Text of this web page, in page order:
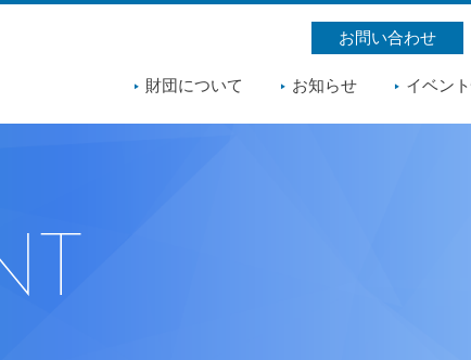
お問い合わせ
財団について お知らせ イベン